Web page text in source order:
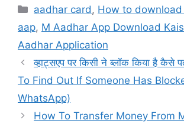
Categories
aadhar card , How to
aap, M Aadhar App Download
Aadhar Application
व्हाट्सएप पर किसी ने ब्लॉक किया है कैसे
To Find Out If Someone Has
WhatsApp)
How To Transfer Money From